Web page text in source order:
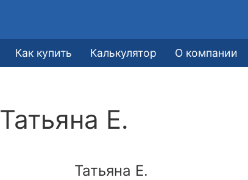
Как купить Калькулятор О компании
Татьяна Е.
Татьяна Е.